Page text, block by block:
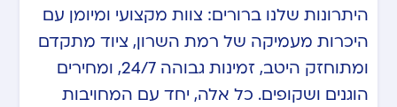
היתרונות שלנו ברורים: צוות מקצועי ומיומן עם
היכרות מעמיקה של רמת השרון, ציוד מתקדם
ומתוחזק היטב, זמינות גבוהה 24/7, ומחירים
הוגנים ושקופים. כל אלה, יחד עם המחויבות